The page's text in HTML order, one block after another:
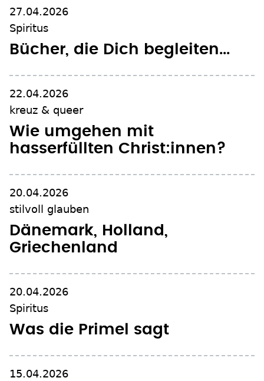
27.04.2026
Spiritus
Bücher, die Dich begleiten...
22.04.2026
kreuz & queer
Wie umgehen mit
hasserfüllten Christ:innen?
20.04.2026
stilvoll glauben
Dänemark, Holland,
Griechenland
20.04.2026
Spiritus
Was die Primel sagt
15.04.2026